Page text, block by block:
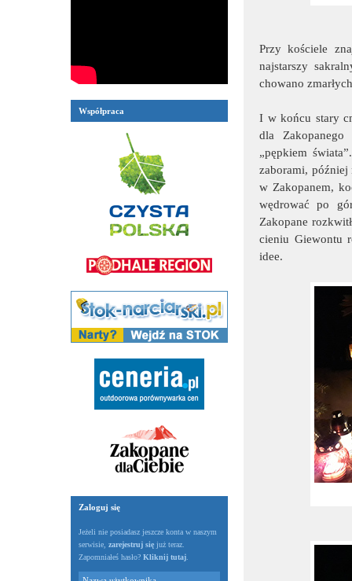
Współpraca
Zaloguj się
Jeżeli nie posiadasz jeszcze konta w naszym
serwisie, zarejestruj się już teraz.
Zapomniałeś hasło? Kliknij tutaj
Przy kościele
najstarszy
chowano
I w końcu stary
dla Zakopanego
„pępkiem
zaborami, później
w Zakopanem,
wędrować po
Zakopane
cieniu Giewontu
idee.